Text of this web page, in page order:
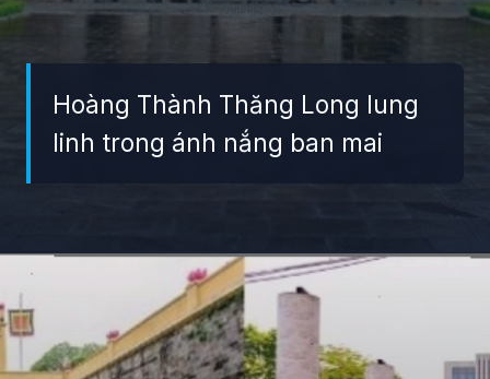
Hoàng Thành Thăng Long lung
linh trong ánh nắng ban mai